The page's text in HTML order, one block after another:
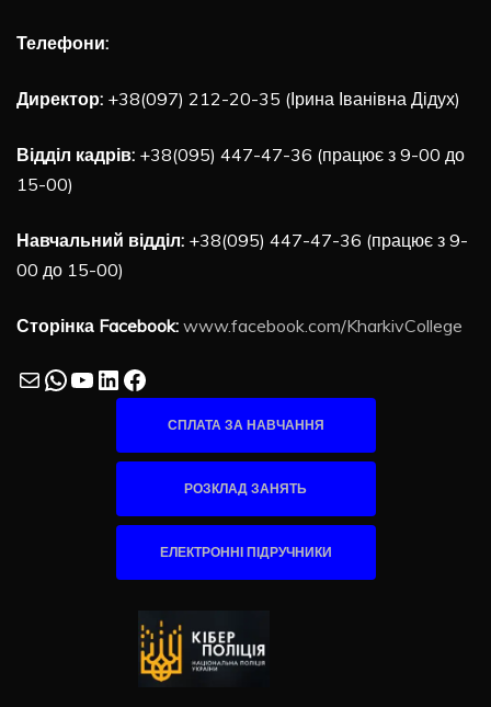
Телефони:
Директор: +38(097) 212-20-35 (Ірина Іванівна Дідух)
Відділ кадрів: +38(095) 447-47-36 (працює з 9-00 до
15-00)
Навчальний відділ: +38(095) 447-47-36 (працює з 9-
00 до 15-00)
Сторінка Facebook: www.facebook.com/KharkivCollege
MailWhatsApp
YouTube
LinkedIn
Facebook
СПЛАТА ЗА НАВЧАННЯ
РОЗКЛАД ЗАНЯТЬ
ЕЛЕКТРОННІ ПІДРУЧНИКИ